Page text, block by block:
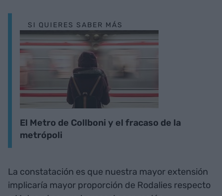
SI QUIERES SABER MÁS
El Metro de Collboni y el fracaso de la
metrópoli
La constatación es que nuestra mayor extensión
implicaría mayor proporción de Rodalies respecto